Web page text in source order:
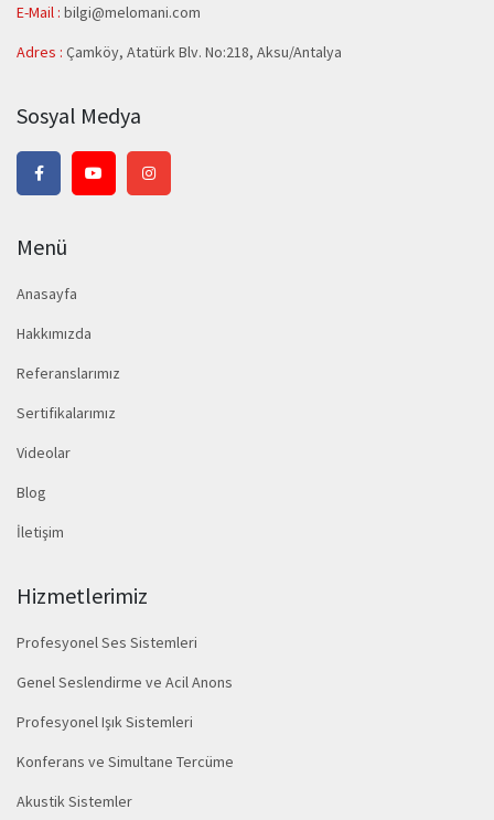
E-Mail : bilgi@melomani.com
Adres : Çamköy, Atatürk Blv. No:218, Aksu/Antalya
Sosyal Medya
Menü
Anasayfa
Hakkımızda
Referanslarımız
Sertifikalarımız
Videolar
Blog
İletişim
Hizmetlerimiz
Profesyonel Ses Sistemleri
Genel Seslendirme ve Acil Anons
Profesyonel Işık Sistemleri
Konferans ve Simultane Tercüme
Akustik Sistemler